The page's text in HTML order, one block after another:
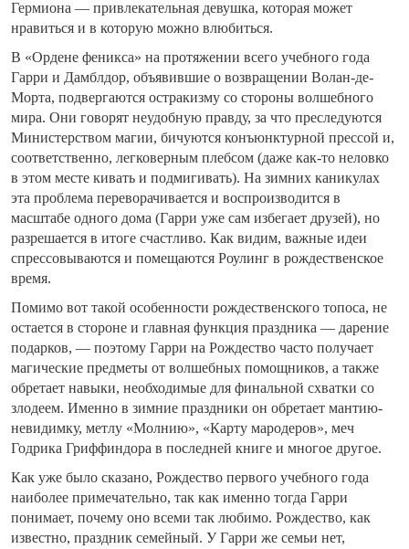
Гермиона — привлекательная девушка, которая может
нравиться и в которую можно влюбиться.
В «Ордене феникса» на протяжении всего учебного года
Гарри и Дамблдор, объявившие о возвращении Волан-де-
Морта, подвергаются остракизму со стороны волшебного
мира. Они говорят неудобную правду, за что преследуются
Министерством магии, бичуются конъюнктурной прессой и,
соответственно, легковерным плебсом (даже как-то неловко
в этом месте кивать и подмигивать). На зимних каникулах
эта проблема переворачивается и воспроизводится в
масштабе одного дома (Гарри уже сам избегает друзей), но
разрешается в итоге счастливо. Как видим, важные идеи
спрессовываются и помещаются Роулинг в рождественское
время.
Помимо вот такой особенности рождественского топоса, не
остается в стороне и главная функция праздника — дарение
подарков, — поэтому Гарри на Рождество часто получает
магические предметы от волшебных помощников, а также
обретает навыки, необходимые для финальной схватки со
злодеем. Именно в зимние праздники он обретает мантию-
невидимку, метлу «Молнию», «Карту мародеров», меч
Годрика Гриффиндора в последней книге и многое другое.
Как уже было сказано, Рождество первого учебного года
наиболее примечательно, так как именно тогда Гарри
понимает, почему оно всеми так любимо. Рождество, как
известно, праздник семейный. У Гарри же семьи нет,